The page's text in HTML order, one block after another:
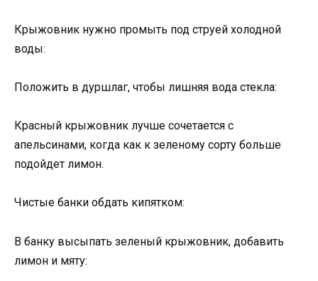
Крыжовник нужно промыть под струей холодной
воды:
Положить в дуршлаг, чтобы лишняя вода стекла:
Красный крыжовник лучше сочетается с
апельсинами, когда как к зеленому сорту больше
подойдет лимон.
Чистые банки обдать кипятком:
В банку высыпать зеленый крыжовник, добавить
лимон и мяту: